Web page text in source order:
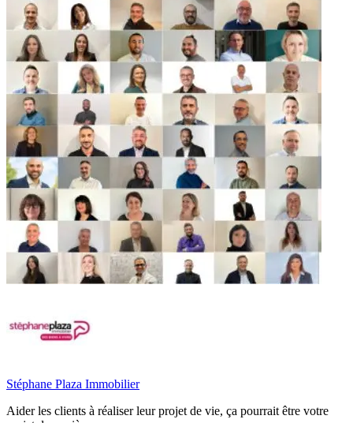
Stéphane Plaza Immobilier
Aider les clients à réaliser leur projet de vie, ça pourrait être votre